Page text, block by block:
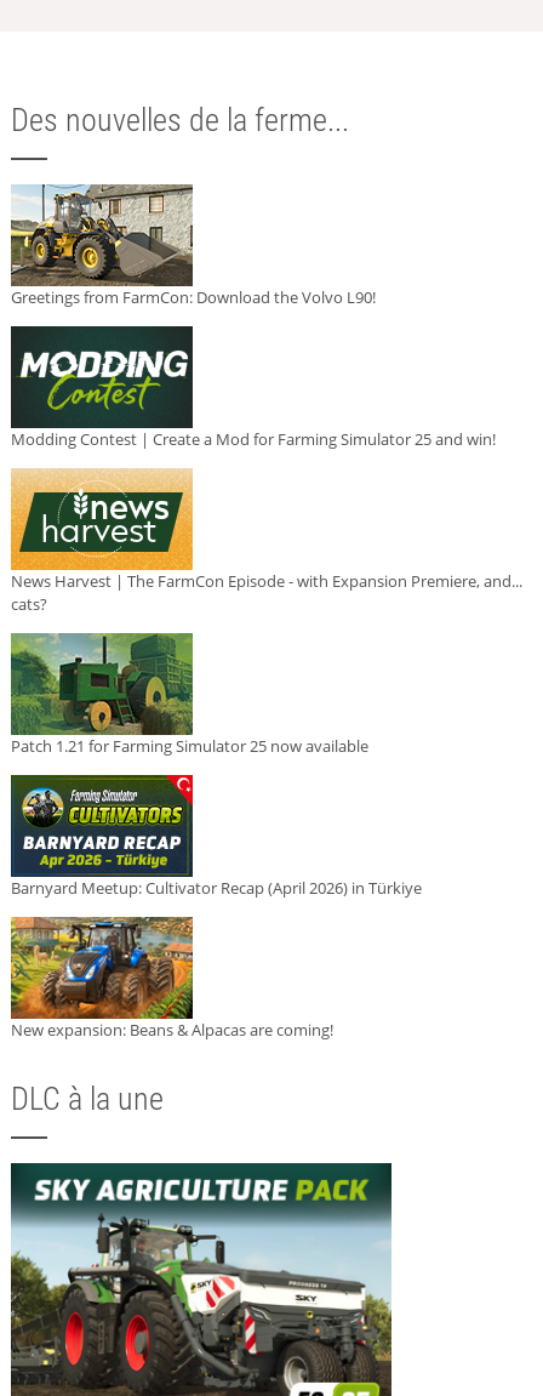
Des nouvelles de la ferme...
Greetings from FarmCon: Download the Volvo L90!
Modding Contest | Create a Mod for Farming Simulator 25 and win!
News Harvest | The FarmCon Episode - with Expansion Premiere, and...
cats?
Patch 1.21 for Farming Simulator 25 now available
Barnyard Meetup: Cultivator Recap (April 2026) in Türkiye
New expansion: Beans & Alpacas are coming!
DLC à la une